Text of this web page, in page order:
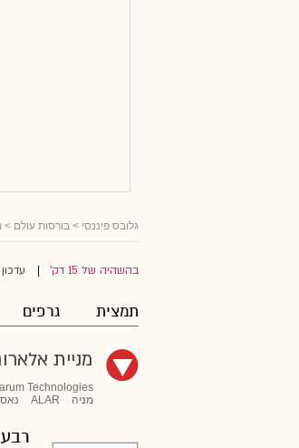
גלובס פיננסי > בורסות עולם >
בהשהיה של 15 דק'
תמצית גרפים
מניית
Technologies
מניה
ALAR